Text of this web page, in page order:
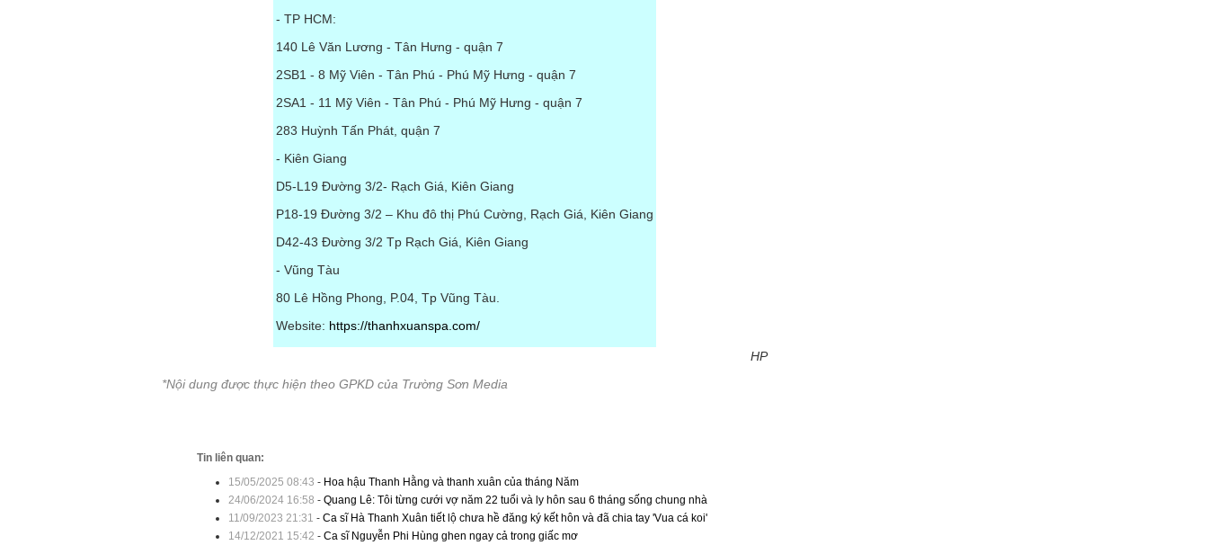
- TP HCM:
140 Lê Văn Lương - Tân Hưng - quận 7
2SB1 - 8 Mỹ Viên - Tân Phú - Phú Mỹ Hưng - quận 7
2SA1 - 11 Mỹ Viên - Tân Phú - Phú Mỹ Hưng - quận 7
283 Huỳnh Tấn Phát, quận 7
- Kiên Giang
D5-L19 Đường 3/2- Rạch Giá, Kiên Giang
P18-19 Đường 3/2 – Khu đô thị Phú Cường, Rạch Giá, Kiên Giang
D42-43 Đường 3/2 Tp Rạch Giá, Kiên Giang
- Vũng Tàu
80 Lê Hồng Phong, P.04, Tp Vũng Tàu.
Website: https://thanhxuanspa.com/
HP
*Nội dung được thực hiện theo GPKD của Trường Sơn Media
Tin liên quan:
15/05/2025 08:43 - Hoa hậu Thanh Hằng và thanh xuân của tháng Năm
24/06/2024 16:58 - Quang Lê: Tôi từng cưới vợ năm 22 tuổi và ly hôn sau 6 tháng sống chung nhà
11/09/2023 21:31 - Ca sĩ Hà Thanh Xuân tiết lộ chưa hề đăng ký kết hôn và đã chia tay 'Vua cá koi'
14/12/2021 15:42 - Ca sĩ Nguyễn Phi Hùng ghen ngay cả trong giấc mơ